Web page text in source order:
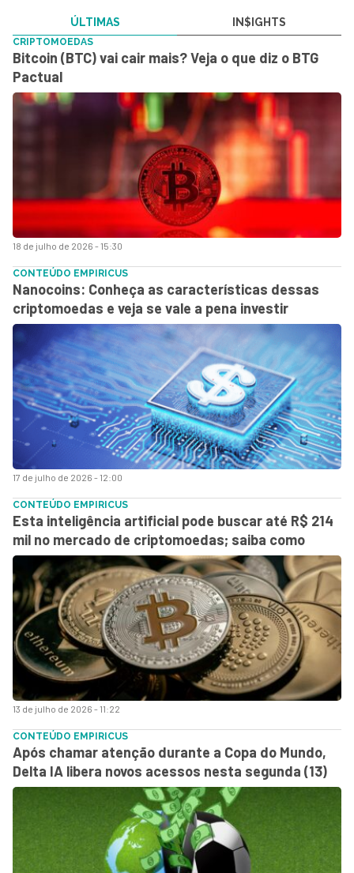
ÚLTIMAS IN$IGHTS
18 de julho de 2026 - 15:30
CRIPTOMOEDAS
Bitcoin (BTC) vai cair mais? Veja o que diz o BTG
Pactual
17 de julho de 2026 - 12:00
CONTEÚDO EMPIRICUS
Nanocoins: Conheça as características dessas
criptomoedas e veja se vale a pena investir
13 de julho de 2026 - 11:22
CONTEÚDO EMPIRICUS
Esta inteligência artificial pode buscar até R$ 214
mil no mercado de criptomoedas; saiba como
CONTEÚDO EMPIRICUS
Após chamar atenção durante a Copa do Mundo,
Delta IA libera novos acessos nesta segunda (13)